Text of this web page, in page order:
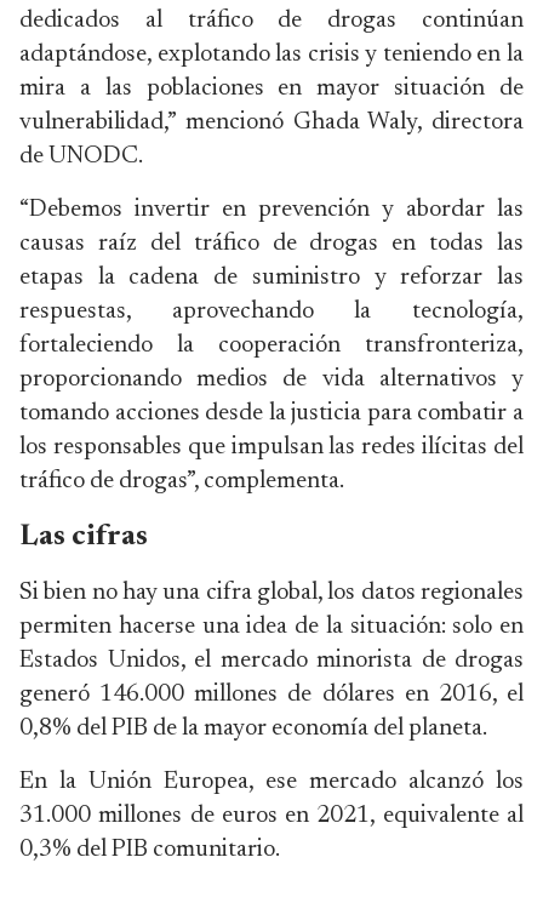
dedicados al tráfico de drogas continúan
adaptándose, explotando las crisis y teniendo en la
mira a las poblaciones en mayor situación de
vulnerabilidad,” mencionó Ghada Waly, directora
de UNODC.
“Debemos invertir en prevención y abordar las
causas raíz del tráfico de drogas en todas las
etapas la cadena de suministro y reforzar las
respuestas, aprovechando la tecnología,
fortaleciendo la cooperación transfronteriza,
proporcionando medios de vida alternativos y
tomando acciones desde la justicia para combatir a
los responsables que impulsan las redes ilícitas del
tráfico de drogas”, complementa.
Las cifras
Si bien no hay una cifra global, los datos regionales
permiten hacerse una idea de la situación: solo en
Estados Unidos, el mercado minorista de drogas
generó 146.000 millones de dólares en 2016, el
0,8% del PIB de la mayor economía del planeta.
En la Unión Europea, ese mercado alcanzó los
31.000 millones de euros en 2021, equivalente al
0,3% del PIB comunitario.